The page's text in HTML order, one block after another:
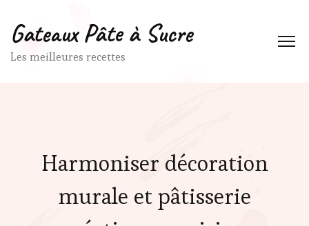
Gateaux Pâte à Sucre
Les meilleures recettes
Harmoniser décoration
murale et pâtisserie